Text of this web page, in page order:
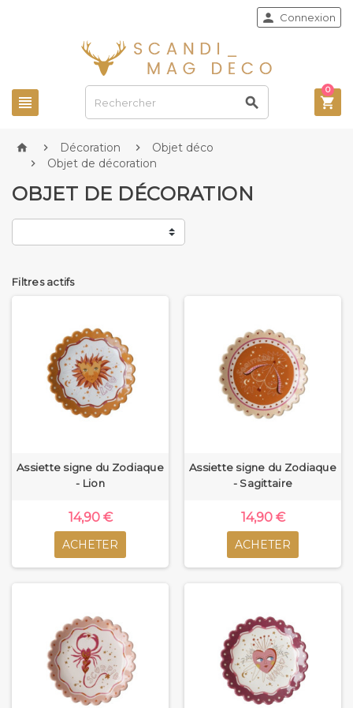
 
 Connexion

0
  Décoration  Objet déco
 Objet de décoration
OBJET DE DÉCORATION
Filtres actifs
Assiette signe du Zodiaque
- Lion
14,90 €
ACHETER
Assiette signe du Zodiaque
- Sagittaire
14,90 €
ACHETER